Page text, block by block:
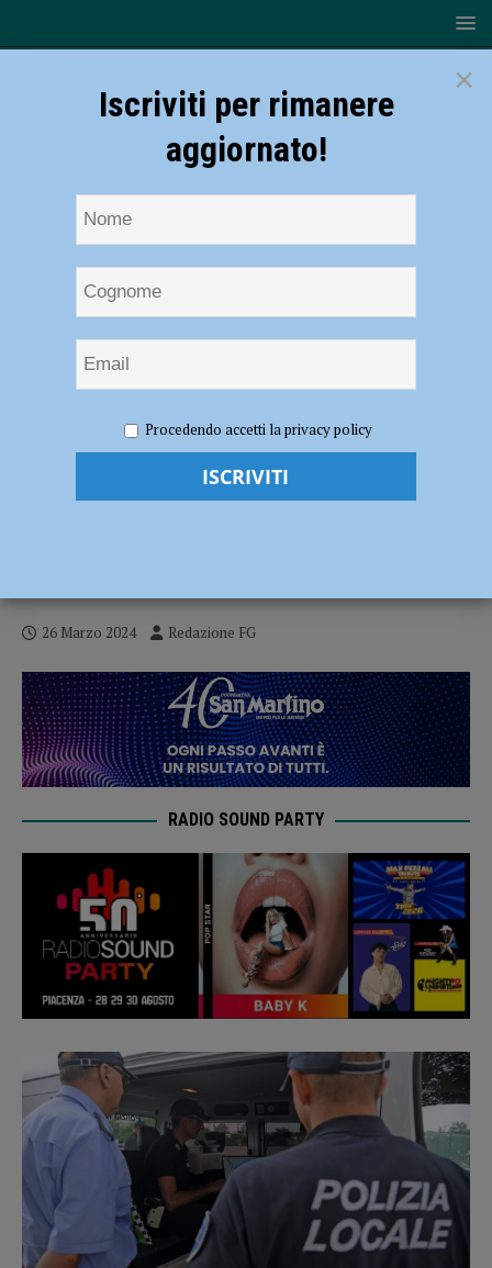
Facsal vandalizzato, macchinari e strumentazioni danneggiate:
indagini in corso
Cantiere sul Facsal vandalizzato,
26 Marzo 2024 Redazione FG
RADIO SOUND PARTY
×
Iscriviti per rimanere
aggiornato!
Procedendo accetti la privacy policy